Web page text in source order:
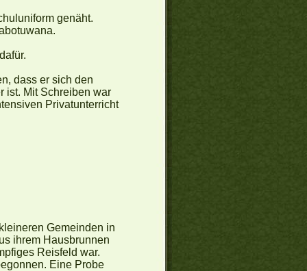
genäht.
dass er sich den
ist. Mit Schreiben war
Privatunterricht
Gemeinden in
ihrem Hausbrunnen
Reisfeld war.
Eine Probe